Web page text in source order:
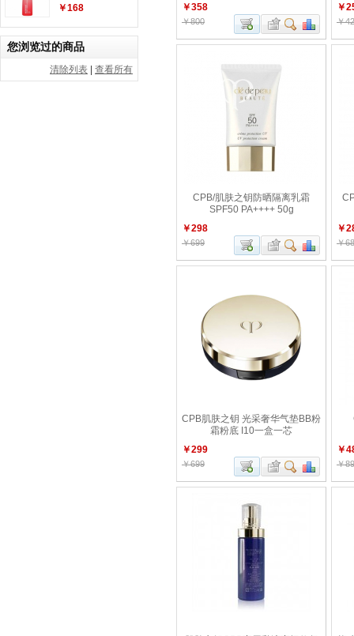
￥358
￥800
￥
￥
CPB/肌肤之钥防晒隔离乳霜
SPF50 PA++++ 50g
￥298
￥699
￥
￥
CPB肌肤之钥 光采奢华气垫BB粉
霜粉底 I10一盒一芯
￥299
￥699
￥
￥
￥168
您浏览过的商品
清除列表 查看所有